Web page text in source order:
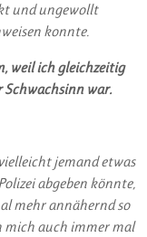
und ungewollt
konnte.
weil ich gleichzeitig
Schwachsinn war.
jemand etwas
abgeben könnte,
mehr annähernd so
mich auch immer mal